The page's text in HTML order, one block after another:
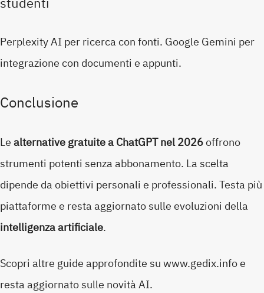
Perplexity AI per ricerca con fonti. Google Gemini per
integrazione con documenti e appunti.
Conclusione
Lealternative gratuite a ChatGPT nel 2026offrono
strumenti potenti senza abbonamento. La scelta
dipende da obiettivi personali e professionali. Testa più
piattaforme e resta aggiornato sulle evoluzioni della
intelligenza artificiale.
Scopri altre guide approfondite su www.gedix.info e
resta aggiornato sulle novità AI.